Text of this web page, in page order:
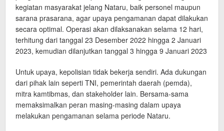
kegiatan masyarakat jelang Nataru, baik personel maupun
sarana prasarana, agar upaya pengamanan dapat dilakukan
secara optimal. Operasi akan dilaksanakan selama 12 hari,
terhitung dari tanggal 23 Desember 2022 hingga 2 Januari
2023, kemudian dilanjutkan tanggal 3 hingga 9 Januari 2023
Untuk upaya, kepolisian tidak bekerja sendiri. Ada dukungan
dari pihak lain seperti TNI, pemerintah daerah (pemda),
mitra kamtibmas, dan stakeholder lain. Bersama-sama
memaksimalkan peran masing-masing dalam upaya
melakukan pengamanan selama periode Nataru.